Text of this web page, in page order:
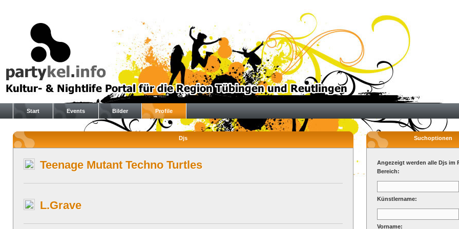
Start Events Bilder Profile
Djs
Teenage Mutant Techno Turtles
L.Grave
Suchoptionen
Angezeigt werden alle Djs im
Bereich:
Künstlername:
Vorname: